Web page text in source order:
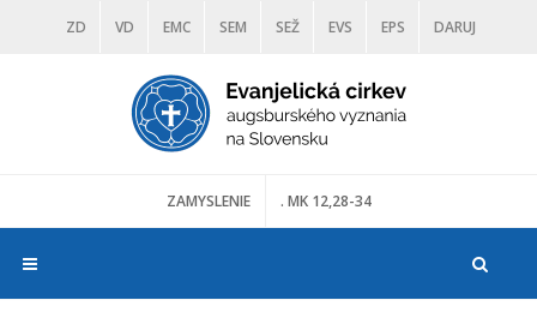
ZD VD EMC SEM SEŽ EVS EPS DARUJ
DIAKONIA ŠKOLY TRANOSCIUS
ZAMYSLENIE . MK 12,28-34